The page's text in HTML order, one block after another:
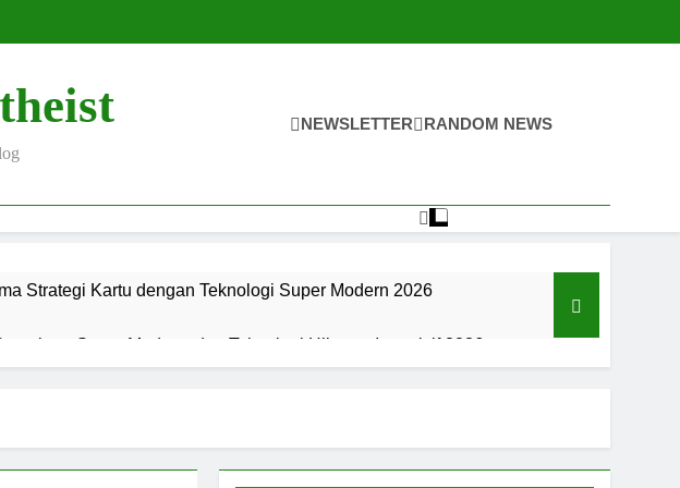
NEWSLETTER RANDOM NEWS
Strategi Kartu dengan Teknologi Super Modern 2026
Super Modern, dan Teknologi Hiburan Interaktif 2026
dan Teknologi Hiburan Digital Super Modern Di 2026